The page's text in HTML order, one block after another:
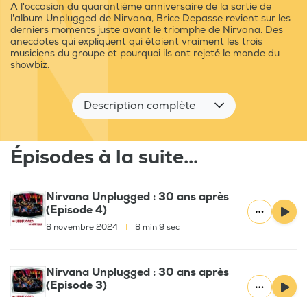
A l'occasion du quarantième anniversaire de la sortie de
l'album Unplugged de Nirvana, Brice Depasse revient sur les
derniers moments juste avant le triomphe de Nirvana. Des
anecdotes qui expliquent qui étaient vraiment les trois
musiciens du groupe et pourquoi ils ont rejeté le monde du
showbiz.
Description complète
Épisodes à la suite...
Nirvana Unplugged : 30 ans après
(Episode 4)
8 novembre 2024 8 min 9 sec
Nirvana Unplugged : 30 ans après
(Episode 3)